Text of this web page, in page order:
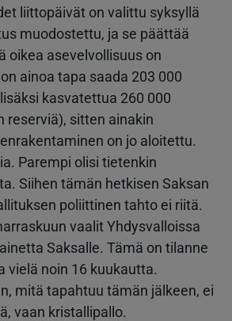
liittopäivät on valittu syksyllä
muodostettu, ja se päättää
oikea asevelvollisuus on
ainoa tapa saada 203 000
kasvatettua 260 000
reserviä), sitten ainakin
on jo aloitettu.
Parempi olisi tietenkin
Siihen tämän hetkisen Saksan
poliittinen tahto ei riitä.
vaalit Yhdysvalloissa
Saksalle. Tämä on tilanne
vielä noin 16 kuukautta.
mitä tapahtuu tämän jälkeen, ei
vaan kristallipallo.